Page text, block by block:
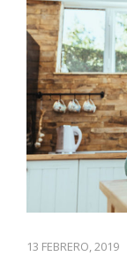
13 FEBRERO, 2019